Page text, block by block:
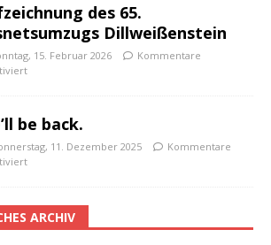
des 65.
Dillweißenstein
15. Februar 2026
Kommentare
be back.
11. Dezember 2025
Kommentare
ARCHIV